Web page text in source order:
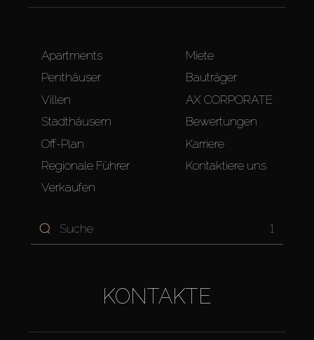
Apartments
Penthäuser
Villen
Stadthäusern
Off-Plan
Regionale Führer
Verkaufen
Miete
Bauträger
AX CORPORATE
Bewertungen
Karriere
Kontaktiere uns
1
KONTAKTE